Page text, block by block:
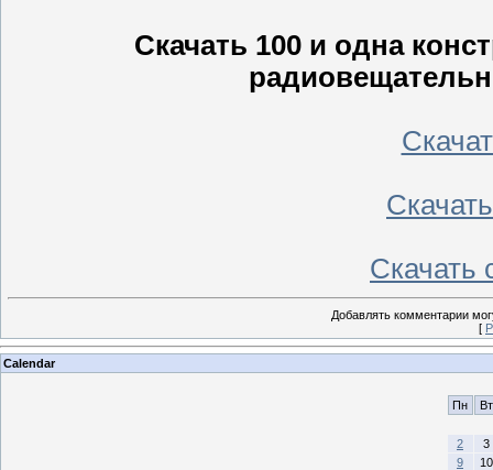
Скачать 100 и одна
Скачать
Добавлять комментарии
[
Calendar
Пн Вт
2
3
9
10